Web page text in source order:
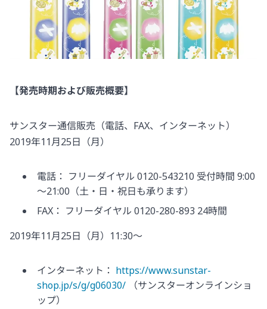
【発売時期および販売概要】
サンスター通信販売（電話、FAX、インターネット）
2019年11月25日（月）
電話： フリーダイヤル 0120-543210 受付時間 9:00
～21:00（土・日・祝日も承ります）
FAX： フリーダイヤル 0120-280-893 24時間
2019年11月25日（月）11:30～
インターネット： https://www.sunstar-
shop.jp/s/g/g06030/ （サンスターオンラインショ
ップ）